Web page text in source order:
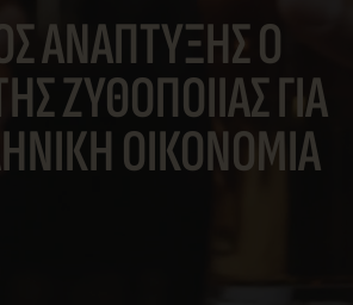
ΑΝΑΠΤΥΞΗΣ Ο
ΖΥΘΟΠΟΙΙΑΣ ΓΙΑ
ΟΙΚΟΝΟΜΙΑ